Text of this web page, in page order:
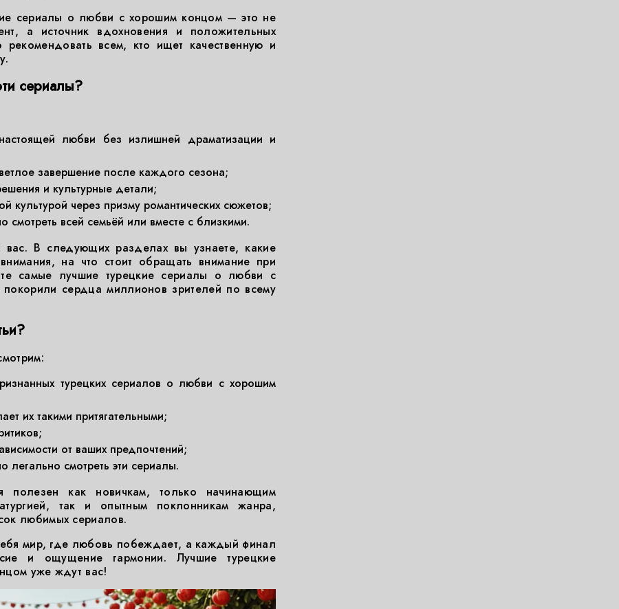
сериалы о любви с хорошим концом — это не
а источник вдохновения и положительных
всем, кто ищет качественную и
сериалы?
любви без излишней драматизации и
завершение после каждого сезона;
и культурные детали;
культурой через призму романтических сюжетов;
всей семьёй или вместе с близкими.
В следующих разделах вы узнаете, какие
на что стоит обращать внимание при
самые лучшие турецкие сериалы о любви с
сердца миллионов зрителей по всему
турецких сериалов о любви с хорошим
их такими притягательными;
от ваших предпочтений;
смотреть эти сериалы.
полезен как новичкам, только начинающим
так и опытным поклонникам жанра,
любимых сериалов.
мир, где любовь побеждает, а каждый финал
и ощущение гармонии. Лучшие турецкие
уже ждут вас!